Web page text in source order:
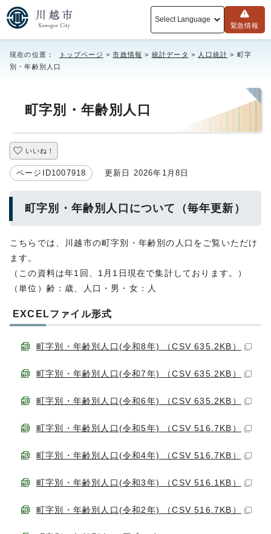
Select Language
緊急情報
現在の位置： トップページ >市政情報 > 統計データ > 人口統計 > 町字
別・年齢別人口
町字別・年齢別人口
いいね！
ページID1007918 更新日 2026年1月8日
町字別・年齢別人口について（毎年更新）
こちらでは、川越市の町字別・年齢別の人口をご覧いただけ
ます。
（この資料は年1回、1月1日現在で集計しております。）
（単位）齢：歳、人口・男・女：人
EXCELファイル形式
町字別・年齢別人口(令和8年) （CSV 635.2KB）
町字別・年齢別人口(令和7年) （CSV 635.2KB）
町字別・年齢別人口(令和6年) （CSV 635.2KB）
町字別・年齢別人口(令和5年) （CSV 516.7KB）
町字別・年齢別人口(令和4年) （CSV 516.7KB）
町字別・年齢別人口(令和3年) （CSV 516.1KB）
町字別・年齢別人口(令和2年) （CSV 516.7KB）